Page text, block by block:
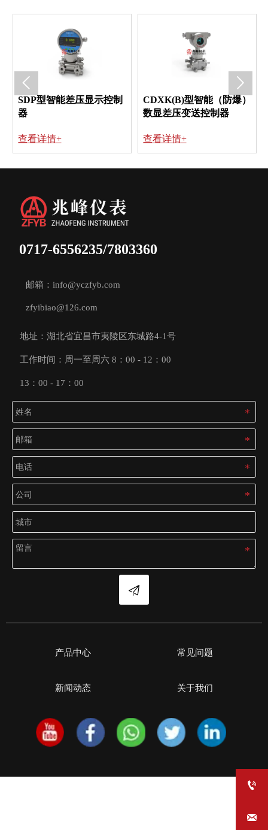
SDP型智能差压显示控制
器
查看详情+
CDXK(B)型智能（防爆）
数显差压变送控制器
查看详情+
 
0717-6556235/7803360
邮箱：info@yczfyb.com
zfyibiao@126.com
地址：湖北省宜昌市夷陵区东城路4-1号
工作时间：周一至周六 8：00 - 12：00
13：00 - 17：00

产品中心 常见问题
新闻动态 关于我们

